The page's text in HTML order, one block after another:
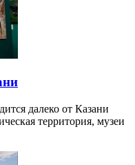
далеко от Казани
территория, музеи